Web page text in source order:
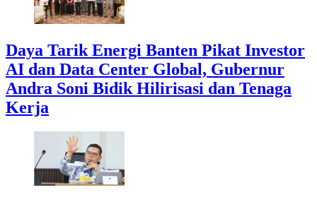
Daya Tarik Energi Banten Pikat Investor
AI dan Data Center Global, Gubernur
Andra Soni Bidik Hilirisasi dan Tenaga
Kerja